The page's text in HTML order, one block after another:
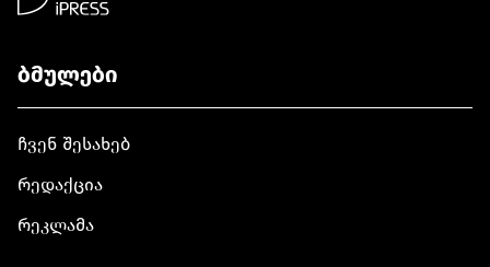
ბმულები
ჩვენ შესახებ
რედაქცია
რეკლამა